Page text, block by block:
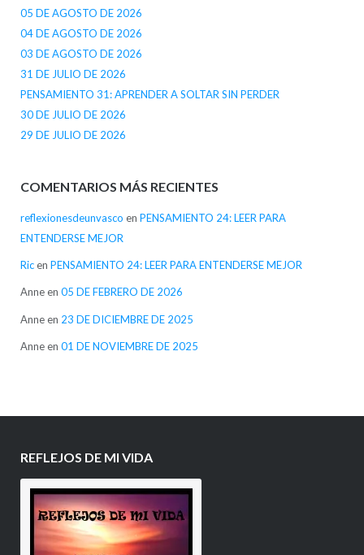
05 DE AGOSTO DE 2026
04 DE AGOSTO DE 2026
03 DE AGOSTO DE 2026
31 DE JULIO DE 2026
PENSAMIENTO 31: APRENDER A SOLTAR SIN PERDER
30 DE JULIO DE 2026
29 DE JULIO DE 2026
COMENTARIOS MÁS RECIENTES
reflexionesdeunvasco en PENSAMIENTO 24: LEER PARA
ENTENDERSE MEJOR
Ricen PENSAMIENTO 24: LEER PARA ENTENDERSE MEJOR
Anneen 05 DE FEBRERO DE 2026
Anneen 23 DE DICIEMBRE DE 2025
Anneen 01 DE NOVIEMBRE DE 2025
REFLEJOS DE MI VIDA